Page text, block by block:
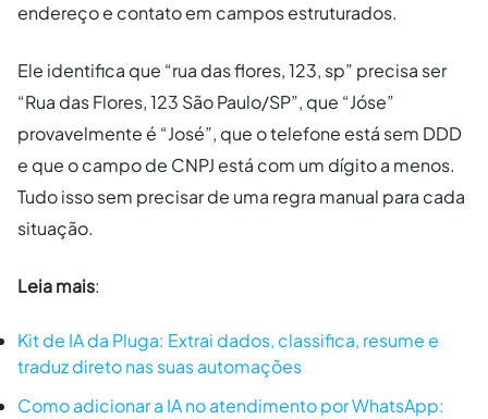
endereço e contato em campos estruturados.
Ele identifica que “rua das flores, 123, sp” precisa ser
“Rua das Flores, 123 São Paulo/SP”, que “Jóse”
provavelmente é “José”, que o telefone está sem DDD
e que o campo de CNPJ está com um dígito a menos.
Tudo isso sem precisar de uma regra manual para cada
situação.
Leia mais:
Kit de IA da Pluga: Extrai dados, classifica, resume e
traduz direto nas suas automações
Como adicionar a IA no atendimento por WhatsApp: